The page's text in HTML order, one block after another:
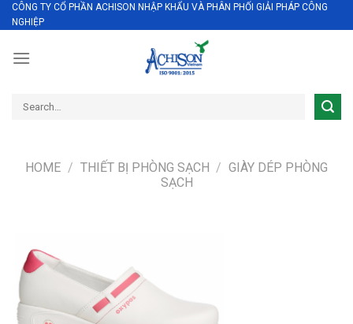
Skip
to
content
CÔNG TY CỔ PHẦN ACHISON NHẬP KHẨU VÀ PHÂN PHỐI GIẢI PHÁP CÔNG
NGHIỆP
Search
HOME / THIẾT BỊ PHÒNG SẠCH / GIÀY DÉP PHÒNG
SẠCH